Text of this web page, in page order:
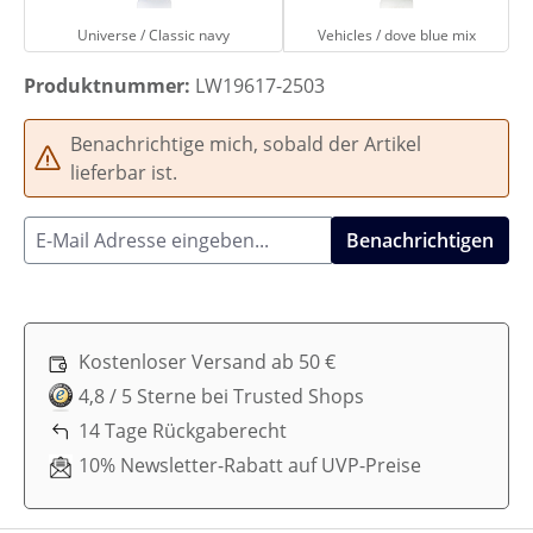
Universe / Classic navy Vehicles / dove blue mix
Produktnummer: LW19617-2503
Benachrichtige mich, sobald der Artikel
lieferbar ist.
Benachrichtigen
Kostenloser Versand ab 50 €
4,8 / 5 Sterne bei Trusted Shops
14 Tage Rückgaberecht
10% Newsletter-Rabatt auf UVP-Preise